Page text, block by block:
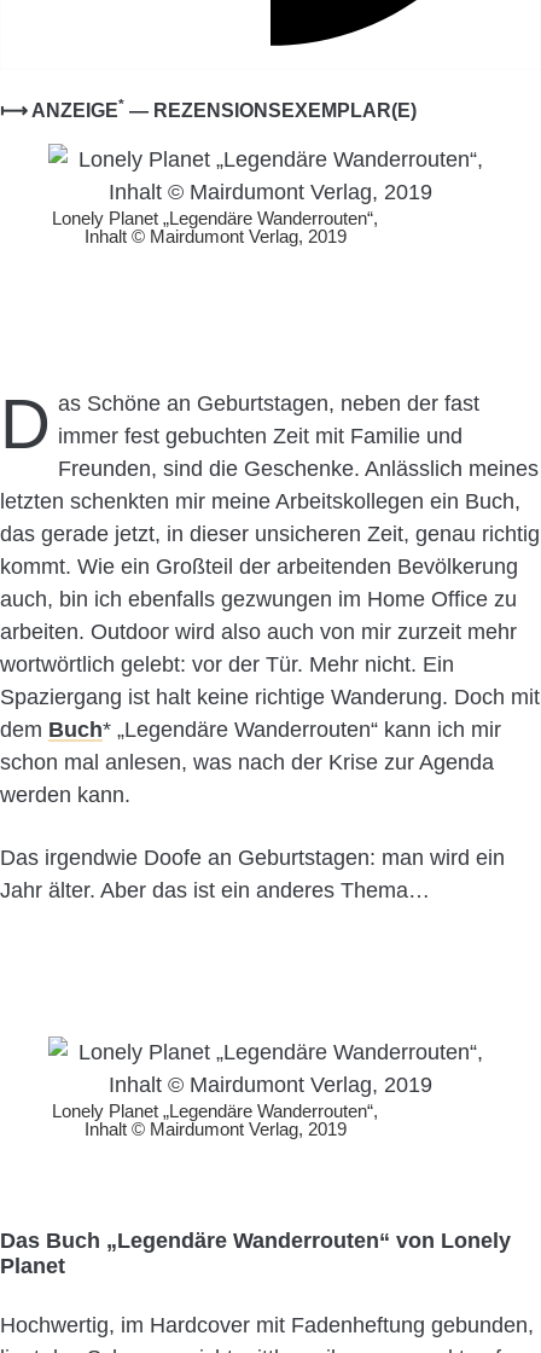
⟼ ANZEIGE* — REZENSIONSEXEMPLAR(E)
Lonely Planet „Legendäre Wanderrouten“,
Inhalt © Mairdumont Verlag, 2019
D as Schöne an Geburtstagen, neben der fast
immer fest gebuchten Zeit mit Familie und
Freunden, sind die Geschenke. Anlässlich meines
letzten schenkten mir meine Arbeitskollegen ein Buch,
das gerade jetzt, in dieser unsicheren Zeit, genau richtig
kommt. Wie ein Großteil der arbeitenden Bevölkerung
auch, bin ich ebenfalls gezwungen im Home Office zu
arbeiten. Outdoor wird also auch von mir zurzeit mehr
wortwörtlich gelebt: vor der Tür. Mehr nicht. Ein
Spaziergang ist halt keine richtige Wanderung. Doch mit
dem Buch* „Legendäre Wanderrouten“ kann ich mir
schon mal anlesen, was nach der Krise zur Agenda
werden kann.
Das irgendwie Doofe an Geburtstagen: man wird ein
Jahr älter. Aber das ist ein anderes Thema…
Lonely Planet „Legendäre Wanderrouten“,
Inhalt © Mairdumont Verlag, 2019
Das Buch „Legendäre Wanderrouten“ von Lonely
Planet
Hochwertig, im Hardcover mit Fadenheftung gebunden,